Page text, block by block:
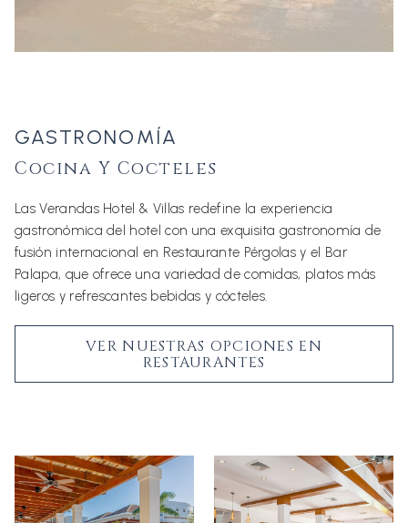
GASTRONOMÍA
Cocina Y Cocteles
Las Verandas Hotel & Villas redefine la experiencia
gastronómica del hotel con una exquisita gastronomía de
fusión internacional en Restaurante Pérgolas y el Bar
Palapa, que ofrece una variedad de comidas, platos más
ligeros y refrescantes bebidas y cócteles.
VER NUESTRAS OPCIONES EN
RESTAURANTES